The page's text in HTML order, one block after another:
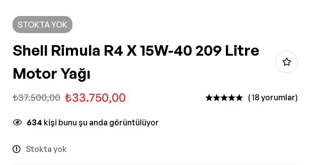
STOKTA YOK
Shell Rimula R4 X 15W-40 209 Litre
Motor Yağı
₺37.500,00 ₺33.750,00 ( 18 yorumlar)
634 kişi bunu şu anda görüntülüyor
Stokta yok